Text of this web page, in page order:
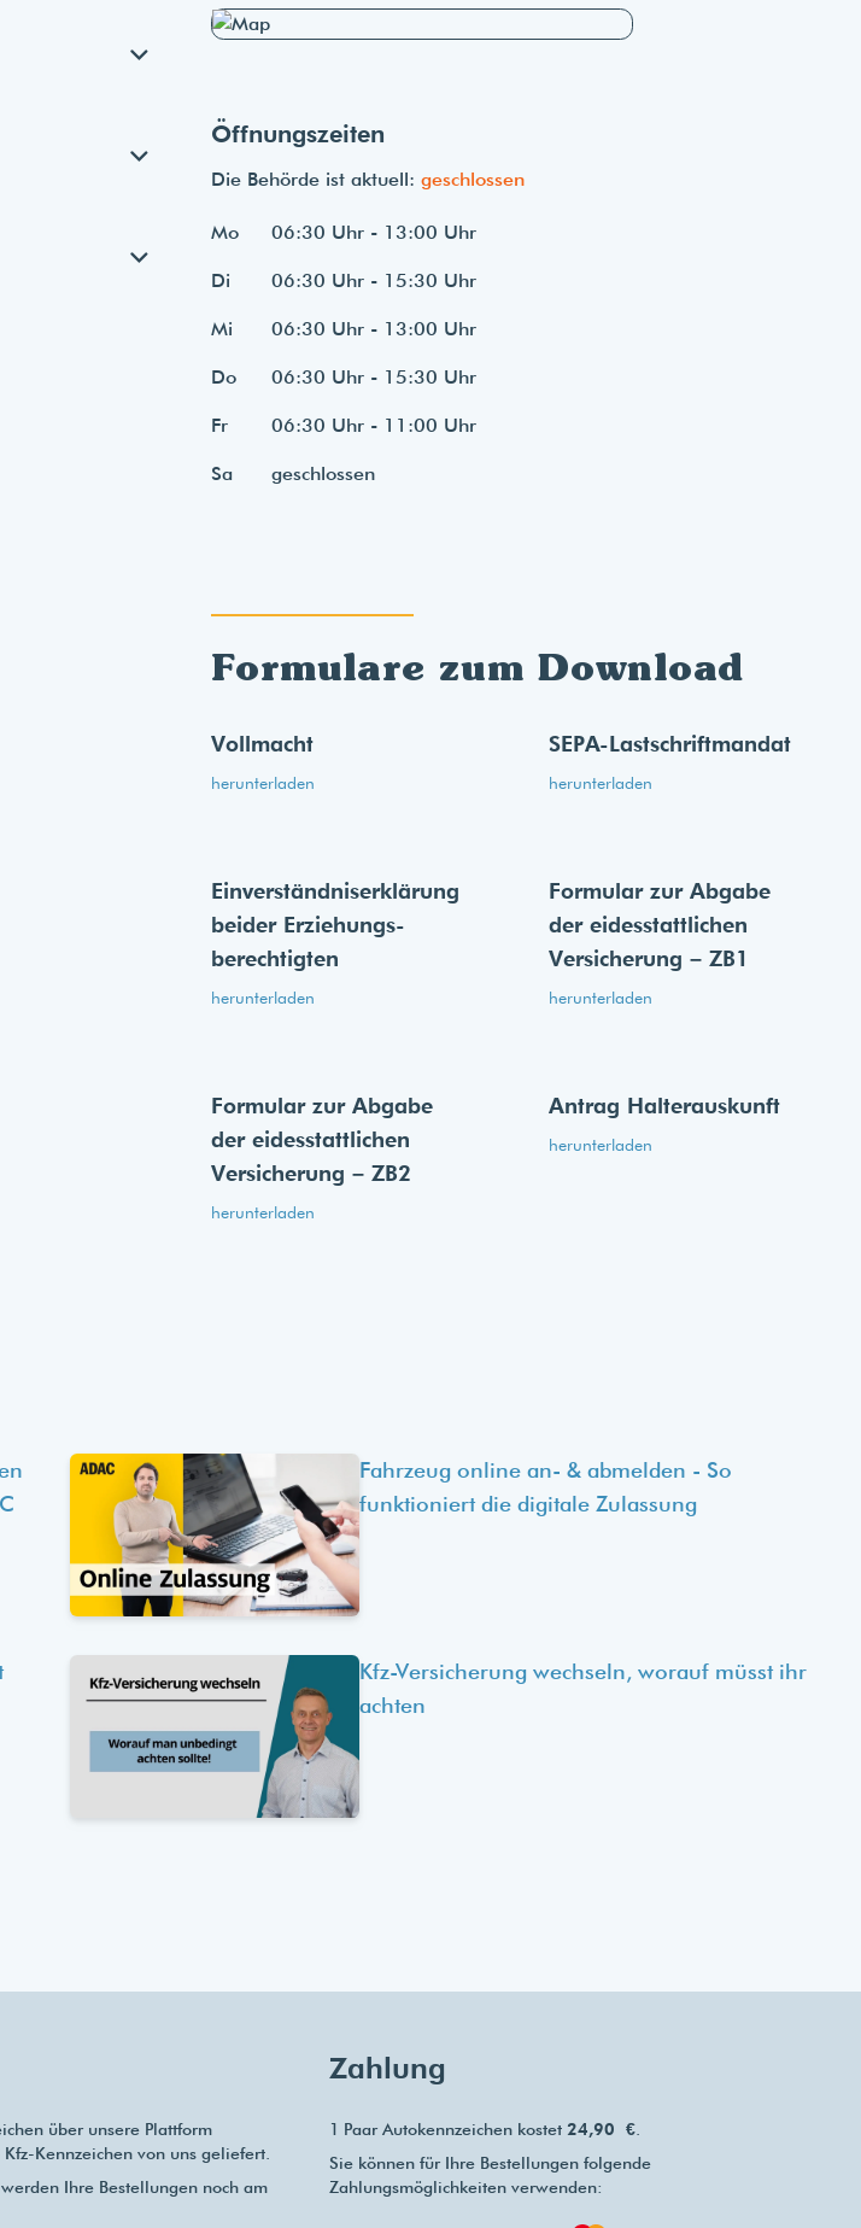
Öffnungszeiten
Die Behörde ist aktuell: geschlossen
Mo 06:30 Uhr - 13:00 Uhr
Di 06:30 Uhr - 15:30 Uhr
Mi 06:30 Uhr - 13:00 Uhr
Do 06:30 Uhr - 15:30 Uhr
Fr 06:30 Uhr - 11:00 Uhr
Sa geschlossen
Formulare zum Download
Vollmacht
herunterladen
SEPA-Lastschriftmandat
herunterladen
Einverständnis­erklärung
beider Erziehungs­
berechtigten
herunterladen
Formular zur Abgabe
der eides­stattlichen
Versicherung – ZB1
herunterladen
Formular zur Abgabe
der eides­stattlichen
Versicherung – ZB2
herunterladen
Antrag Halterauskunft
herunterladen
Fahrzeug online an- & abmelden - So
funktioniert die digitale Zulassung
Kfz-Versicherung wechseln, worauf müsst ihr
achten
über unsere Plattform
Kennzeichen von uns geliefert.
Ihre Bestellungen noch am
Zahlung
1 Paar Autokennzeichen kostet 24,90 €.
Sie können für Ihre Bestellungen folgende
Zahlungsmöglichkeiten verwenden: